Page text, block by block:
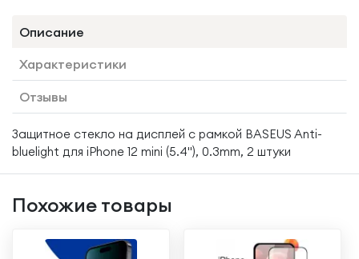
Описание
Характеристики
Отзывы
Защитное стекло на дисплей с рамкой BASEUS Anti-
bluelight для iPhone 12 mini (5.4"), 0.3mm, 2 штуки
Похожие товары